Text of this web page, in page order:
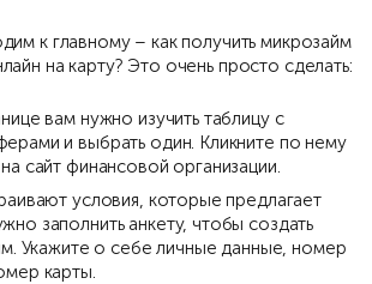
к главному – как получить микрозайм
на карту? Это очень просто сделать:
вам нужно изучить таблицу с
и выбрать один. Кликните по нему
сайт финансовой организации.
условия, которые предлагает
заполнить анкету, чтобы создать
Укажите о себе личные данные, номер
карты.